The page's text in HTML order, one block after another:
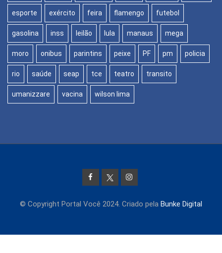
esporte exército feira flamengo futebol
gasolina inss leilão lula manaus mega
moro onibus parintins peixe PF pm policia
rio saúde seap tce teatro transito
umanizzare vacina wilson lima
© Copyright Portal Você 2024. Criado pela Bunke Digital